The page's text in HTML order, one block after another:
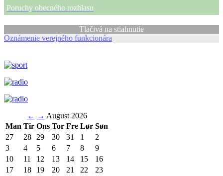
Poruchy obecného rozhlasu
Tlačivá na stiahnutie
Oznámenie verejného funkcionára
← → August 2026
Man Tir Ons Tor Fre Lør Søn
27
28 29 30 31 1
2
3
4 5 6 7 8
9
10
11 12 13 14 15
16
17
18 19 20 21 22
23